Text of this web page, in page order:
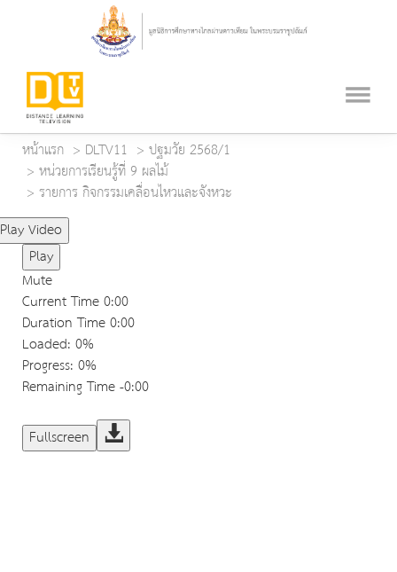
หน้าแรก DLTV11
ปฐมวัย 2568/1
หน่วยการเรียนรู้ที่ 9 ผลไม้
รายการ กิจกรรมเคลื่อนไหวและจังหวะ
Play Video
Play
Mute
Current Time0:00
Duration Time0:00
Loaded: 0%
Progress: 0%
Remaining Time-0:00
Fullscreen